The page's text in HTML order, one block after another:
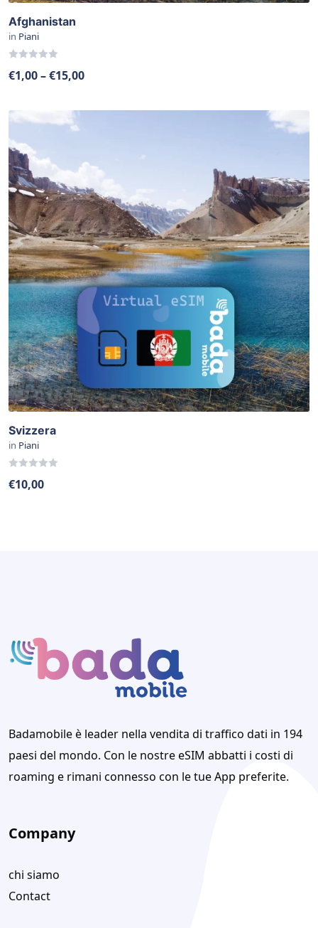
Afghanistan
in Piani
out
5
€1,00–€15,00
View Details
Svizzera
in Piani
out
€10,00
Badamobile è leader nella vendita di traffico dati in 194
paesi del mondo. Con le nostre eSIM abbatti i costi di
roaming e rimani connesso con le tue App preferite.
Company
chi siamo
Contact